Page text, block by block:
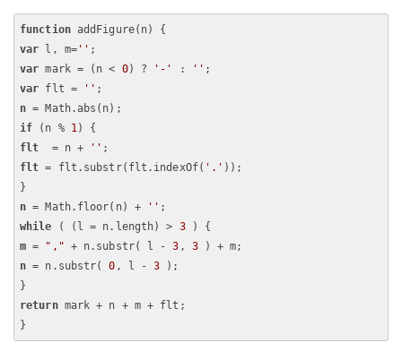
function
var l, m=''
var mark = (n < 0) ? '-' : ''
var flt = ''
n
if (n % 1
flt
  = n +
''
flt = flt.substr(flt.indexOf( '.' ));
n = Math.floor(n) + ''
while ( (l = n.length) > 3
m = "," + n.substr( l - 3 , 3
n = n.substr( 0 , l - 3 );
return mark + n + m + flt;